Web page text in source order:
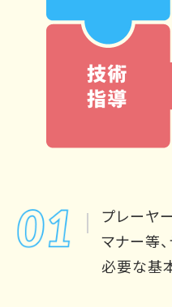
プレーヤ
マナー等
必要な基